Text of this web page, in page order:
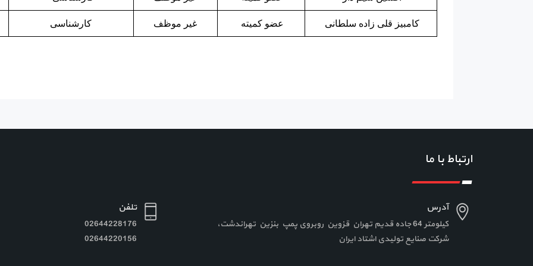
کامبیز قلی زاده سلطانی عضو کمیته غیر موظف کارشناسی
ارتباط با ما
آدرس
کیلومتر 64 جاده قدیم تهران قزوین روبروی پمپ بنزین تهراندشت،
شرکت صنایع تولیدی اشتاد ایران
تلفن
02644228176
02644220156